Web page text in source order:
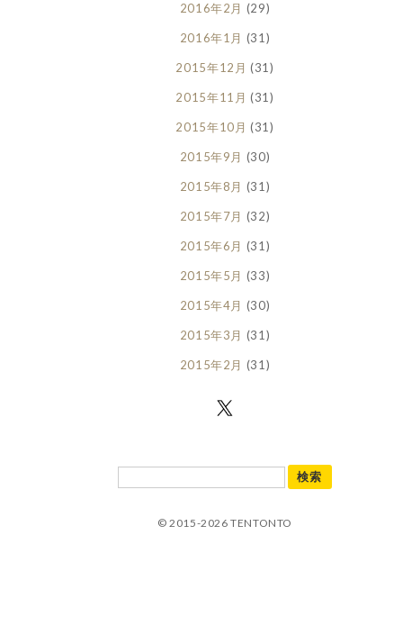
2016年2月 (29)
2016年1月 (31)
2015年12月 (31)
2015年11月 (31)
2015年10月 (31)
2015年9月 (30)
2015年8月 (31)
2015年7月 (32)
2015年6月 (31)
2015年5月 (33)
2015年4月 (30)
2015年3月 (31)
2015年2月 (31)
© 2015-2026 TENTONTO